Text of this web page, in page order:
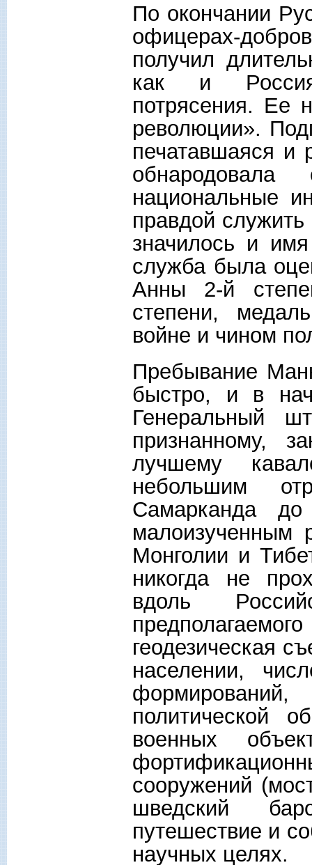
По окончании
офицерах-
получил
как и
потрясения. Ее
революции».
печатавшаяся и
национальные
правдой
значилось и
служба была
Анны 2-й
степени,
войне и чином
Пребывание
быстро, и в
Генеральный
признанному,
лучшему
небольшим
Самарканда
малоизученным
Монголии и
никогда не
вдоль
геодезическая
населении,
политической
военных
сооружений
шведский
путешествие и
научных целях.